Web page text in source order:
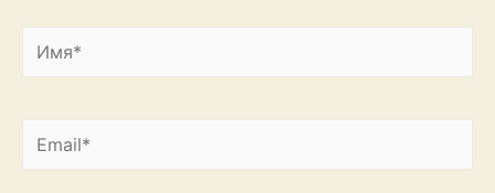
Имя*
Email*